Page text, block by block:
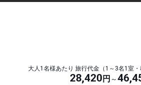
大人1名様あたり 旅行代金（1～3名1室・
28,420 円